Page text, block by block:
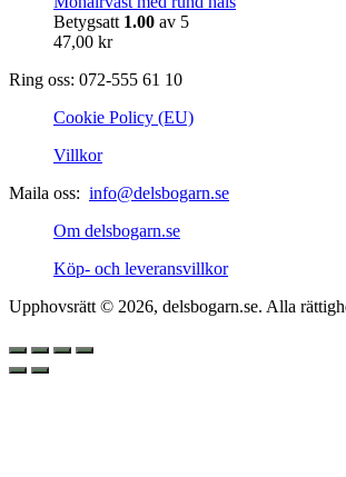
Betygsatt 1.00 av 5
47,00 kr
Ring oss: 072-555 61 10
Cookie Policy (EU)
Villkor
Maila oss: info@delsbogarn.se
Om delsbogarn.se
Köp- och leveransvillkor
Upphovsrätt © 2026, delsbogarn.se. Alla